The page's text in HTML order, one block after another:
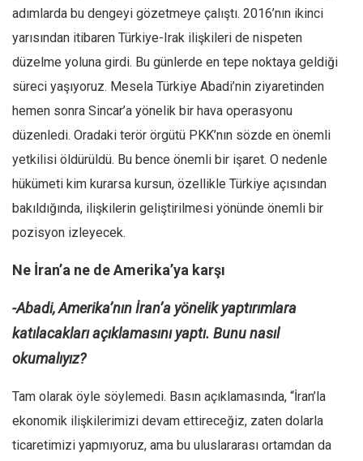
adımlarda bu dengeyi gözetmeye çalıştı. 2016’nın ikinci
yarısından itibaren Türkiye-Irak ilişkileri de nispeten
düzelme yoluna girdi. Bu günlerde en tepe noktaya geldiği
süreci yaşıyoruz. Mesela Türkiye Abadi’nin ziyaretinden
hemen sonra Sincar’a yönelik bir hava operasyonu
düzenledi. Oradaki terör örgütü PKK’nın sözde en önemli
yetkilisi öldürüldü. Bu bence önemli bir işaret. O nedenle
hükümeti kim kurarsa kursun, özellikle Türkiye açısından
bakıldığında, ilişkilerin geliştirilmesi yönünde önemli bir
pozisyon izleyecek.
Ne İran’a ne de Amerika’ya karşı
-Abadi, Amerika’nın İran’a yönelik yaptırımlara
katılacakları açıklamasını yaptı. Bunu nasıl
okumalıyız?
Tam olarak öyle söylemedi. Basın açıklamasında, “İran’la
ekonomik ilişkilerimizi devam ettireceğiz, zaten dolarla
ticaretimizi yapmıyoruz, ama bu uluslararası ortamdan da